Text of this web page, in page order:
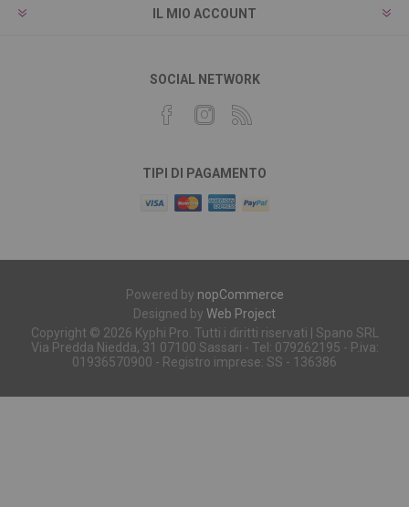
IL MIO ACCOUNT
SOCIAL NETWORK
TIPI DI PAGAMENTO
Powered by nopCommerce
Designed by Web Project
Copyright © 2026 Kyphi Pro. Tutti i diritti riservati | Spano SRL
Via Predda Niedda, 31 07100 Sassari - Tel: 079262195 - P.iva:
01936570900 - Registro imprese: SS - 136386